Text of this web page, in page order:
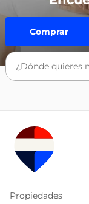
Comprar
Propiedades